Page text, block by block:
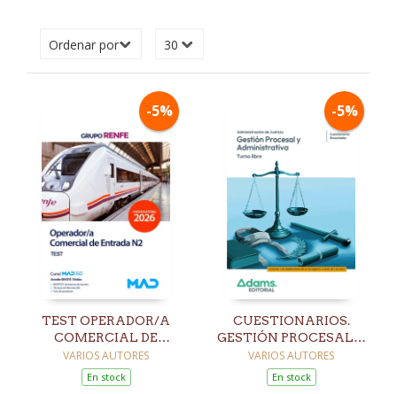
-5%
TEST OPERADOR/A
COMERCIAL DE
ENTRADA N2 GRUPO
RENFE
VARIOS AUTORES
En stock
-5%
CUESTIONARIOS.
GESTIÓN PROCESAL Y
ADMINISTRATIVA.
TURNO LIBRE
VARIOS AUTORES
En stock